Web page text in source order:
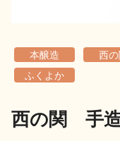
本醸造 西
ふくよか
西の関 手